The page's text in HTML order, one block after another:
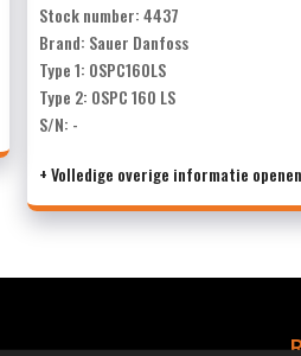
Stock number: 4437
Brand: Sauer Danfoss
Type 1: OSPC160LS
Type 2: OSPC 160 LS
S/N: -
+ Volledige overige informatie openen